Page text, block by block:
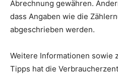
Abrechnung gewähren.
dass Angaben wie die
abgeschrieben werden.
Weitere Informationen sowie
Tipps hat die